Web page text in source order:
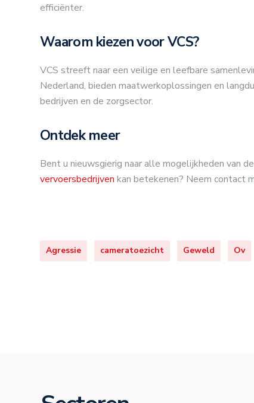
efficiënter.
Waarom kiezen voor VCS?
VCS streeft naar een veilige en leefbare
Nederland, bieden maatwerkoplossingen en
bedrijven en de zorgsector.
Ontdek meer
Bent u nieuwsgierig naar alle mogelijkheden van
vervoersbedrijven kan betekenen? Neem contact
Agressie cameratoezicht Geweld Ov